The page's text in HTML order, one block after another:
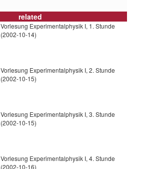
related
Vorlesung Experimentalphysik I, 1. Stunde
(2002-10-14)
Vorlesung Experimentalphysik I, 2. Stunde
(2002-10-15)
Vorlesung Experimentalphysik I, 3. Stunde
(2002-10-15)
Vorlesung Experimentalphysik I, 4. Stunde
(2002-10-16)